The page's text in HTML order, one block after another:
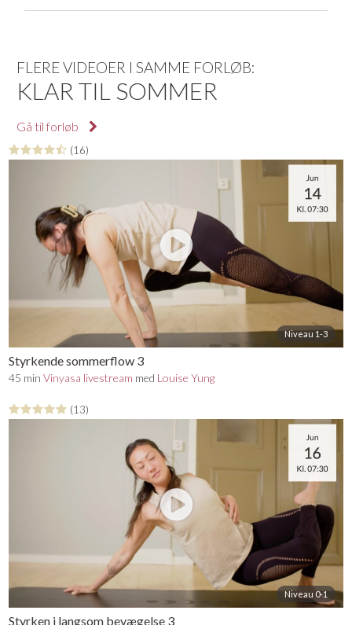
FLERE VIDEOER I SAMME FORLØB:
KLAR TIL SOMMER
Gå til forløb
(16)
Niveau 1-3
Styrkende sommerflow 3
45 minVinyasa livestream med Louise Yung
(13)
Niveau 0-1
Styrken i langsom bevægelse 3